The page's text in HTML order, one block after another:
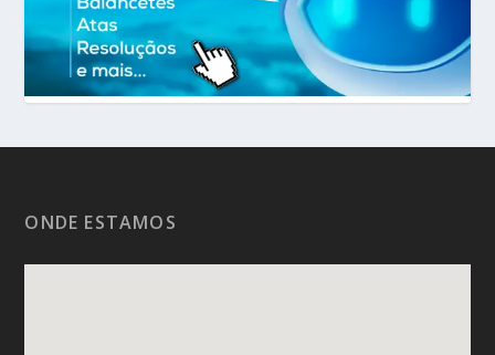
ONDE ESTAMOS